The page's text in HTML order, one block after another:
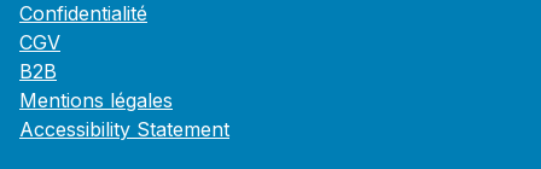
Confidentialité
CGV
B2B
Mentions légales
Accessibility Statement